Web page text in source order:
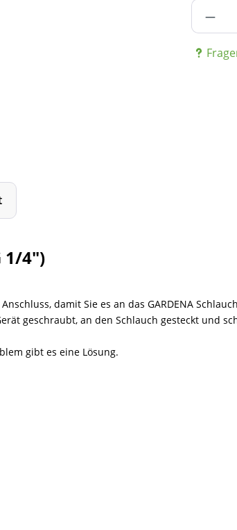
1/4")
damit Sie es an das GARDENA
geschraubt, an den Schlauch gesteckt und
gibt es eine Lösung.